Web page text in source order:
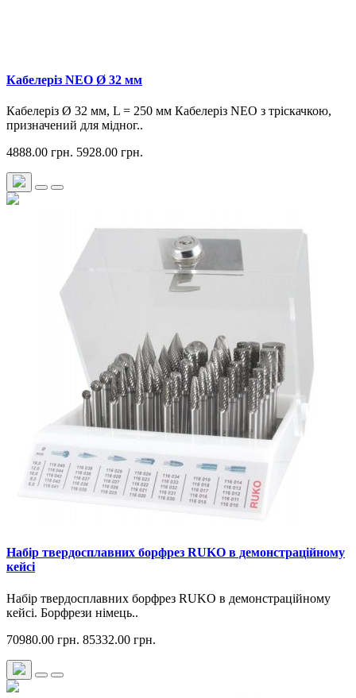
Кабелеріз NEO Ø 32 мм
Кабелеріз Ø 32 мм, L = 250 мм Кабелеріз NEO з тріскачкою,
призначений для мідног..
4888.00 грн. 5928.00 грн.
Набір твердосплавних борфрез RUKO в демонстраційному
кейсі
Набір твердосплавних борфрез RUKO в демонстраційному
кейсі. Борфрези німець..
70980.00 грн. 85332.00 грн.